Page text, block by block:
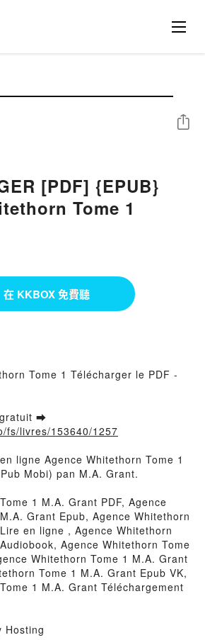
[PDF] {EPUB}
Tome 1
分享
在 KKBOX 免費聽
Tome 1 Télécharger le PDF -
➡
fs/livres/153640/1257
ligne Agence Whitethorn Tome 1
Mobi) pan M.A. Grant.
1 M.A. Grant PDF, Agence
Grant Epub, Agence Whitethorn
en ligne , Agence Whitethorn
Agence Whitethorn Tome
Whitethorn Tome 1 M.A. Grant
Tome 1 M.A. Grant Epub VK,
1 M.A. Grant Téléchargement
Hosting